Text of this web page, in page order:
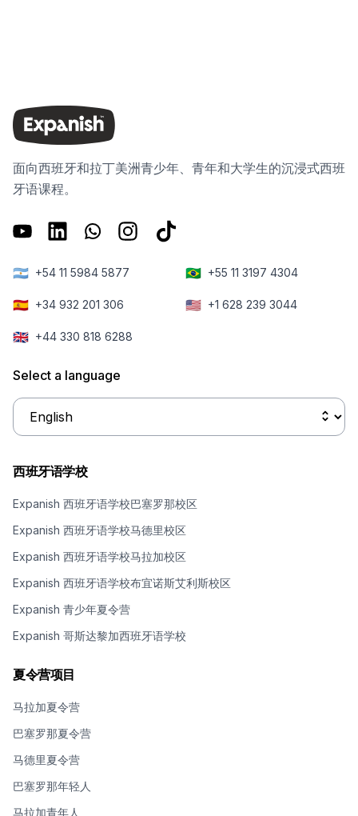
面向西班牙和拉丁美洲青少年、青年和大学生的沉浸式西班
牙语课程。
🇦🇷 +54 11 5984 5877 🇧🇷 +55 11 3197 4304
🇪🇸 +34 932 201 306 🇺🇸 +1 628 239 3044
🇬🇧 +44 330 818 6288
Select a language
西班牙语学校
Expanish 西班牙语学校巴塞罗那校区
Expanish 西班牙语学校马德里校区
Expanish 西班牙语学校马拉加校区
Expanish 西班牙语学校布宜诺斯艾利斯校区
Expanish 青少年夏令营
Expanish 哥斯达黎加西班牙语学校
夏令营项目
马拉加夏令营
巴塞罗那夏令营
马德里夏令营
巴塞罗那年轻人
马拉加青年人